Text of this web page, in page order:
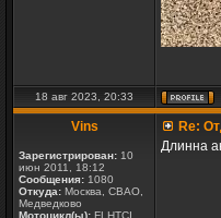
18 авг 2023, 20:33
Vins
Зарегистрирован: 10
июн 2011, 18:12
Сообщения: 1080
Откуда: Москва, СВАО,
Медведково
Мотоцикл(ы): FLHTCI
Re:
Длинна